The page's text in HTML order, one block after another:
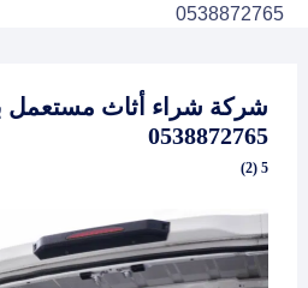
0538872765
شركة شراء أثاث مستعمل
0538872765
5 (2)